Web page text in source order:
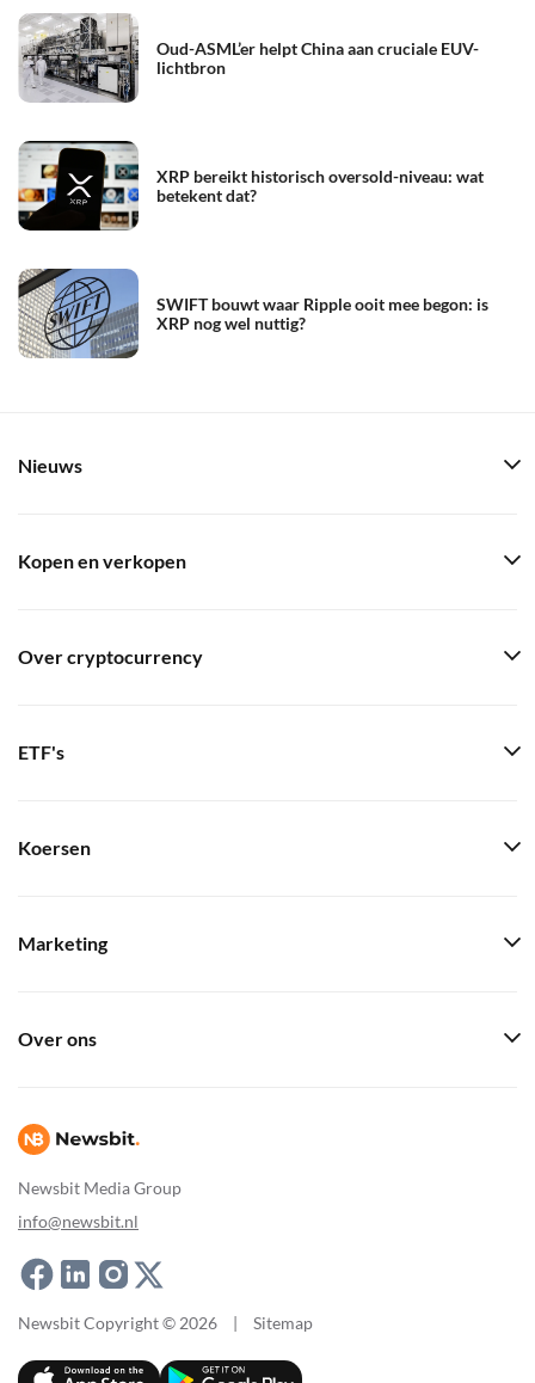
Oud-ASML’er helpt China aan cruciale EUV-
lichtbron
XRP bereikt historisch oversold-niveau: wat
betekent dat?
SWIFT bouwt waar Ripple ooit mee begon: is
XRP nog wel nuttig?
Newsbit Media Group
info@newsbit.nl
Nieuws
Kopen en verkopen
Over cryptocurrency
ETF's
Koersen
Marketing
Over ons
Newsbit Copyright © 2026 | Sitemap